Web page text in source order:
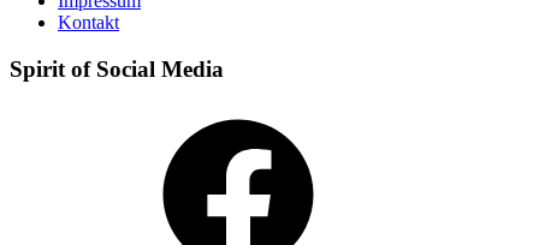
Kontakt
Spirit of Social Media